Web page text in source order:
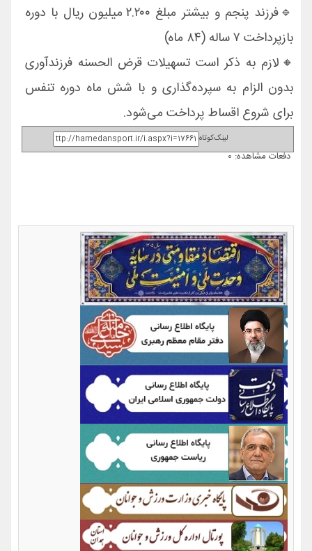
🔹فرزند پنجم و بیشتر مبلغ ۲.۲۰۰ میلیون ریال با دوره
بازپرداخت ۷ ساله (۸۴ ماه)
🔸لازم به ذکر است تسهیلات قرض الحسنه فرزندآوری
بدون الزام به سپرده‌گذاری و با شش ماه دوره تنفس
برای شروع اقساط پرداخت می‌شود.
لینک‌کوتاه
دفعات مشاهده: 0